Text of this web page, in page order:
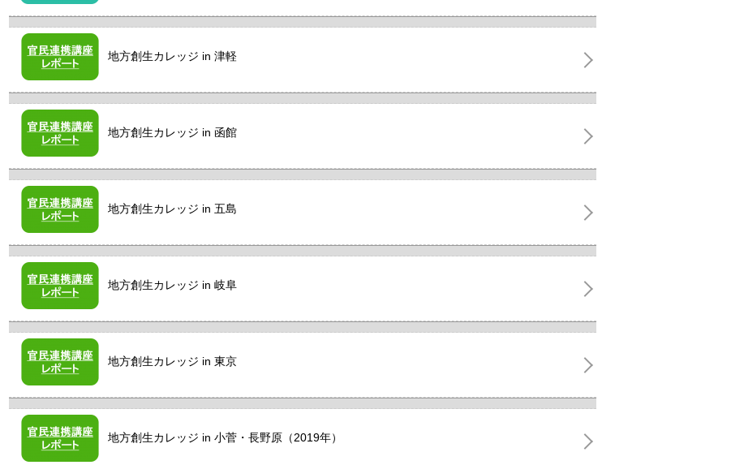
地方創生カレッジ in 津軽
地方創生カレッジ in 函館
地方創生カレッジ in 五島
地方創生カレッジ in 岐阜
地方創生カレッジ in 東京
地方創生カレッジ in 小菅・長野原（2019年）